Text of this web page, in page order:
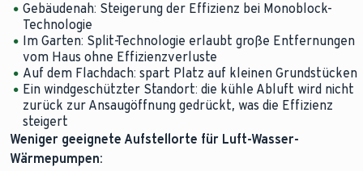
Gebäudenah: Steigerung der Effizienz bei Monoblock-
Technologie
Im Garten: Split-Technologie erlaubt große Entfernungen
vom Haus ohne Effizienzverluste
Auf dem Flachdach: spart Platz auf kleinen Grundstücken
Ein windgeschützter Standort: die kühle Abluft wird nicht
zurück zur Ansaugöffnung gedrückt, was die Effizienz
steigert
Weniger geeignete Aufstellorte für Luft-Wasser-
Wärmepumpen: